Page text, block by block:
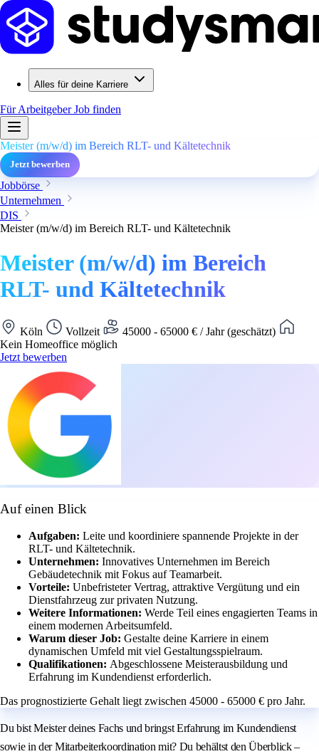
Alles für deine Karriere
Für ArbeitgeberJob finden
Meister (m/w/d) im Bereich RLT- und Kältetechnik
Jetzt bewerben
Jobbörse
Unternehmen
DIS
Meister (m/w/d) im Bereich RLT- und Kältetechnik
Meister (m/w/d) im Bereich
RLT- und Kältetechnik
Köln Vollzeit
45000 - 65000 € / Jahr (geschätzt)
Kein Homeoffice möglich
Jetzt bewerben
Auf einen Blick
Aufgaben: Leite und koordiniere spannende Projekte in der
RLT- und Kältetechnik.
Unternehmen: Innovatives Unternehmen im Bereich
Gebäudetechnik mit Fokus auf Teamarbeit.
Vorteile: Unbefristeter Vertrag, attraktive Vergütung und ein
Dienstfahrzeug zur privaten Nutzung.
Weitere Informationen: Werde Teil eines engagierten Teams in
einem modernen Arbeitsumfeld.
Warum dieser Job: Gestalte deine Karriere in einem
dynamischen Umfeld mit viel Gestaltungsspielraum.
Qualifikationen: Abgeschlossene Meisterausbildung und
Erfahrung im Kundendienst erforderlich.
Das prognostizierte Gehalt liegt zwischen 45000 - 65000 € pro Jahr.
Du bist Meister deines Fachs und bringst Erfahrung im Kundendienst
sowie in der Mitarbeiterkoordination mit? Du behältst den Überblick –